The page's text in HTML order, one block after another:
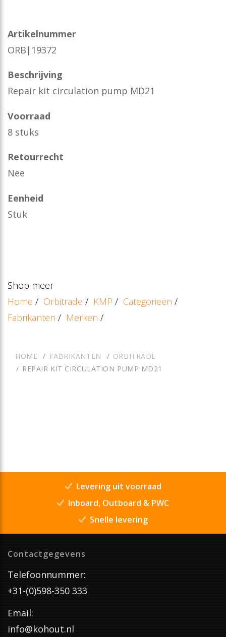
Artikelnummer
ORB|19372
Beschrijving
Repair kit circulation pump MD21
Voorraad
8 stuks
Retourrecht
Nee
Eenheid
Stuk
Shop meer
Home / Orbitrade / KMP / Categorieën /
Fabrikanten / Merken /
HOME FABRIKANTEN
ORBITRADE
REPAIR KIT CIRCULATION PUMP MD21
Levering uit voorraad
Inboard, Outboard & PWC
Snelle levering
Contactgegevens
Telefoonnummer:
+31-(0)598-350 333
Email:
info@kohout.nl